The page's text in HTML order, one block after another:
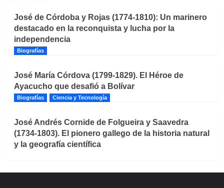
José de Córdoba y Rojas (1774-1810): Un marinero
destacado en la reconquista y lucha por la
independencia
Biografías
José María Córdova (1799-1829). El Héroe de
Ayacucho que desafió a Bolívar
Biografías Ciencia y Tecnología
José Andrés Cornide de Folgueira y Saavedra
(1734-1803). El pionero gallego de la historia natural
y la geografía científica